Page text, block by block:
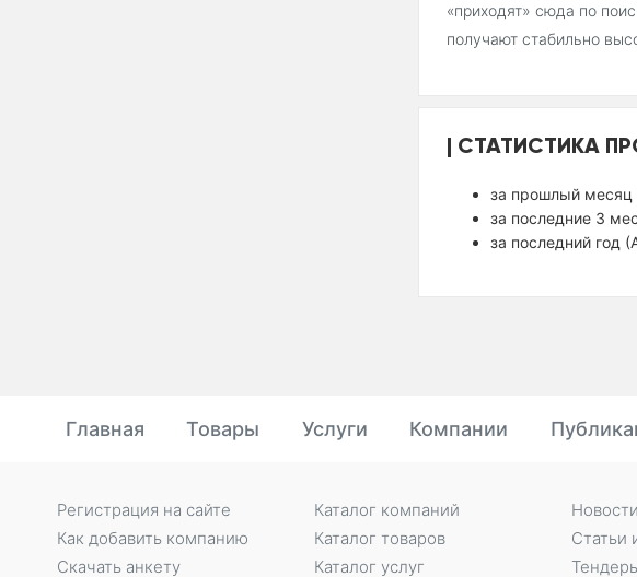
«приходят» сюда по
получают стабильно
СТАТИСТИКА
за прошлый
за последние 3
за последний год
Главная Товары Услуги Компании
Регистрация на сайте
Как добавить компанию
Скачать анкету
Каталог компаний
Каталог товаров
Каталог услуг
Статьи